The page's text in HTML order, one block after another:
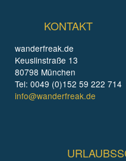
KONTAKT
wanderfreak.de
Keuslinstraße 13
80798 München
Tel: 0049 (0)152 59 222 714
info@wanderfreak.de